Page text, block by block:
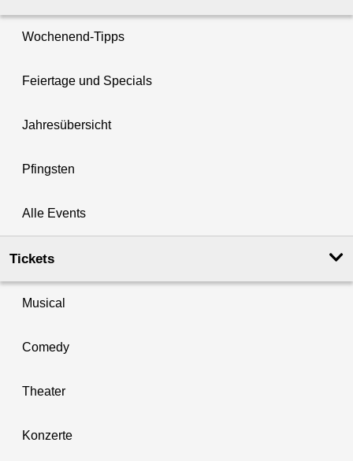
Wochenend-Tipps
Feiertage und Specials
Jahresübersicht
Pfingsten
Alle Events
Tickets
Musical
Comedy
Theater
Konzerte